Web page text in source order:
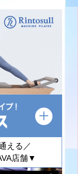
える／
店舗▼